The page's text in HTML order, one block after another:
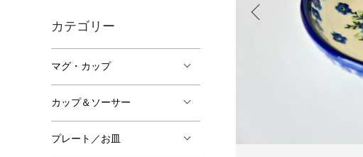
カテゴリー
マグ・カップ
カップ＆ソーサー
プレート／お皿